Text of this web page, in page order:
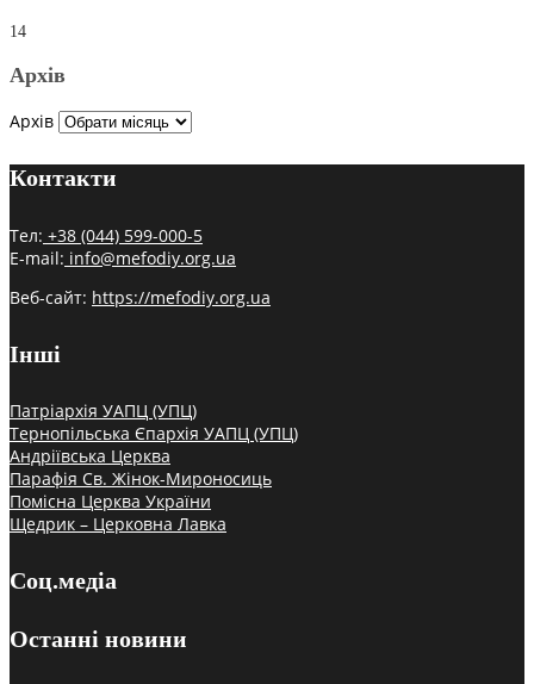
14
Архів
Архів
Контакти
Тел: +38 (044) 599-000-5
E-mail: info@mefodiy.org.ua
Веб-сайт: https://mefodiy.org.ua
Інші
Патріархія УАПЦ (УПЦ)
Тернопільська Єпархія УАПЦ (УПЦ)
Андріївська Церква
Парафія Св. Жінок-Мироносиць
Помісна Церква України
Щедрик – Церковна Лавка
Соц.медіа
Останні новини